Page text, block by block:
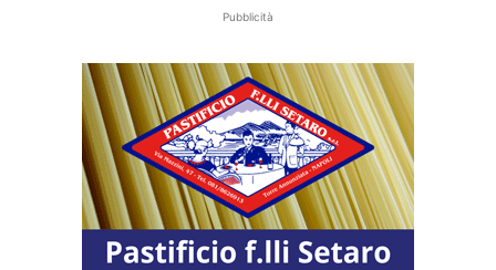
Pubblicità